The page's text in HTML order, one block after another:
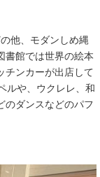
他、モダンしめ縄
書館では世界の絵本
チンカーが出店して
ルや、ウクレレ、和
のダンスなどのパフ